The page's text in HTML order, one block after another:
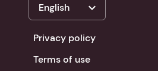
English expand_more
Privacy policy
Terms of use